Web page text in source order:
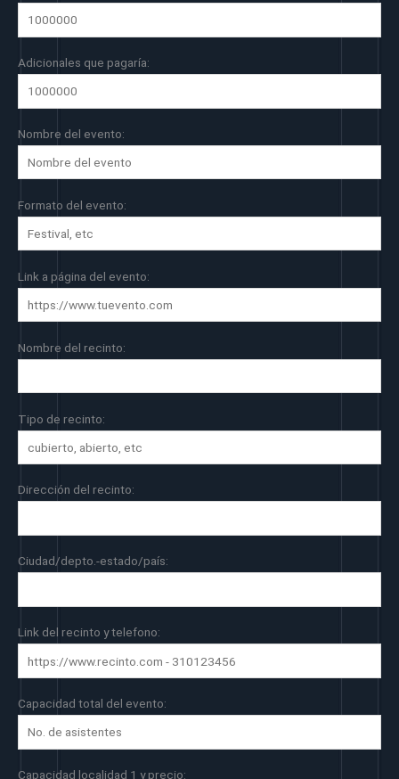
Adicionales que pagaría:
Nombre del evento:
Formato del evento:
Link a página del evento:
Nombre del recinto:
Tipo de recinto:
Dirección del recinto:
Ciudad/depto.-estado/país:
Link del recinto y telefono:
Capacidad total del evento:
Capacidad localidad 1 y precio: